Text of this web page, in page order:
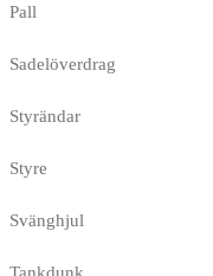
Pall
Sadelöverdrag
Styrändar
Styre
Svänghjul